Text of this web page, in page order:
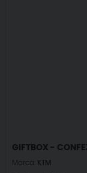
GIFTBOX -
Marca: KTM